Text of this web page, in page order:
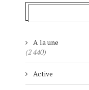
A la une
(2 440)
Active